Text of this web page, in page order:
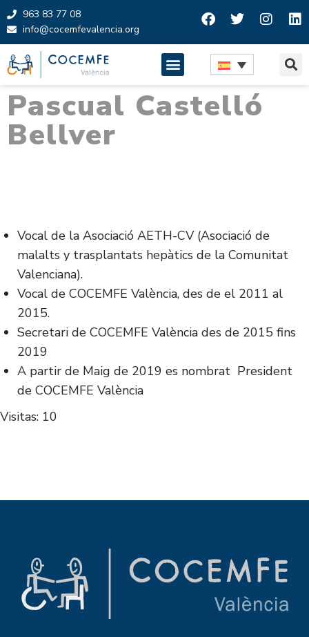
Saltar
al
contenido
963 83 77 08
info@cocemfevalencia.org
Pascual Castelló
Bellver
Vocal de la Asociació AETH-CV (Asociació de
malalts y trasplantats hepàtics de la Comunitat
Valenciana).
Vocal de COCEMFE València, des de el 2011 al
2015.
Secretari de COCEMFE València des de 2015 fins
2019
A partir de Maig de 2019 es nombrat President
de COCEMFE València
Visitas: 10